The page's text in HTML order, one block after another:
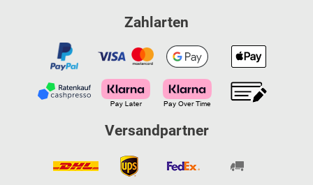
Zahlarten
Versandpartner